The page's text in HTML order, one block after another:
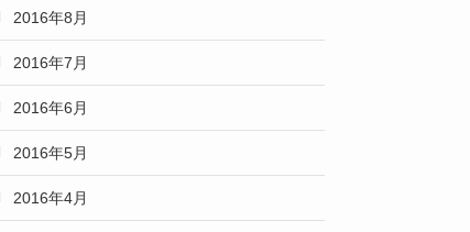
2016年8月
2016年7月
2016年6月
2016年5月
2016年4月